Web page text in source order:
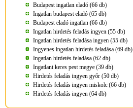
Budapest ingatlan eladó (66 db)
Ingatlan budapest eladó (65 db)
Budapest eladó ingatlan (66 db)
Ingatlan hirdetés feladás ingyen (55 db)
Ingatlan hirdetés feladása ingyen (55 db)
Ingyenes ingatlan hirdetés feladása (69 db)
Ingatlan hirdetés feladása (62 db)
Ingatlant keres pest megye (39 db)
Hirdetés feladás ingyen győr (50 db)
Hirdetés feladás ingyen miskolc (66 db)
Hirdetés feladás ingyen (64 db)